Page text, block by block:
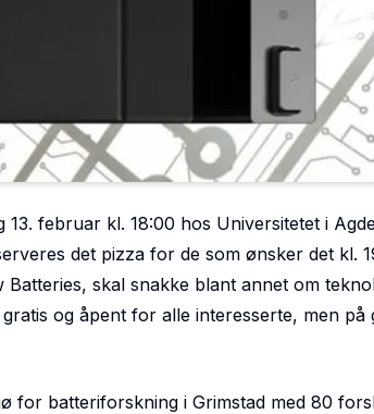
februar kl. 18:00 hos Universitetet i
det pizza for de som ønsker det kl.
skal snakke blant annet om
og åpent for alle interesserte, men på
for batteriforskning i Grimstad med 80